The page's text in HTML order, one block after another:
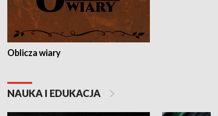
Oblicza wiary
NAUKA I EDUKACJA